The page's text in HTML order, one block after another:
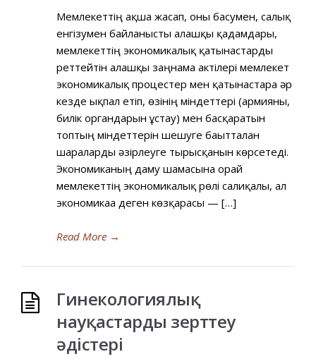
Мемлекеттің ақша жасап, оны басумен, салық
енгізумен байланысты алғашқы қадамдары,
мемлекеттің экономикалық қатынастарды
реттейтін алғашқы заңнама актілері мемлекет
экономикалық процестер мен қатынастарға әр
кезде ықпал етіп, өзінің міндеттері (армияны,
билік органдарын ұстау) мен басқаратын
топтың міндеттерін шешуге бағытталған
шараларды әзірлеуге тырысқанын көрсетеді.
Экономиканың даму шамасына орай
мемлекеттің экономикалық рөлі салиқалы, ал
экономикаға деген көзқарасы — […]
Read More →
Гинекологиялық
науқастарды зерттеу
әдістері